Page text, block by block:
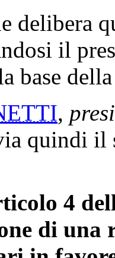
delibera
il
base
,
quindi il
4
di una